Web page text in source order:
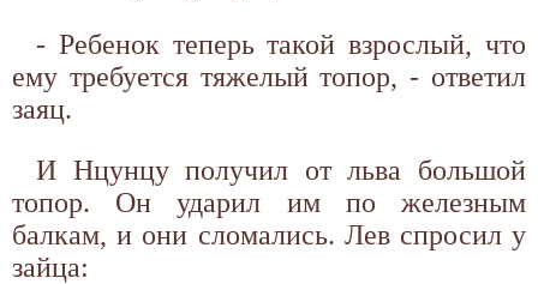
- Ребенок теперь такой взрослый, что
ему требуется тяжелый топор, - ответил
заяц.
И Нцунцу получил от льва большой
топор. Он ударил им по железным
балкам, и они сломались. Лев спросил у
зайца: